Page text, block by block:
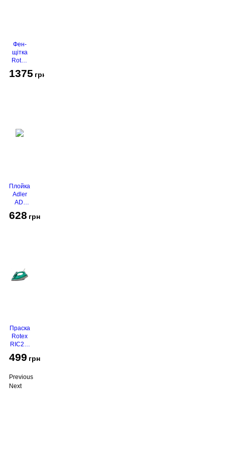
Фен-
щітка
Rotex
490-T
1375 грн
Плойка
Adler
AD-
628 грн
Праска
Rotex
RIC21-
Super
499 грн
Previous
Next